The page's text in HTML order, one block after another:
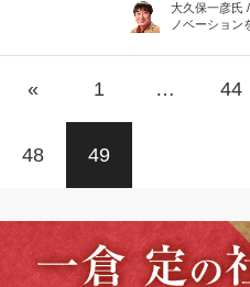
大久保一彦氏
ノベーション
« 1 … 44
48 49